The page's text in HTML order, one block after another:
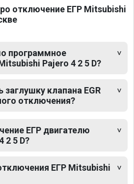
отключение ЕГР Mitsubishi
программное
Pajero 4 2 5 D?
клапана EGR
отключения?
ЕГР двигателю
2 5 D?
ЕГР Mitsubishi